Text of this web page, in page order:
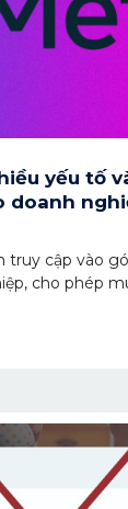
yếu tố
doanh
truy cập vào
cho phép
phục vụ nhiều